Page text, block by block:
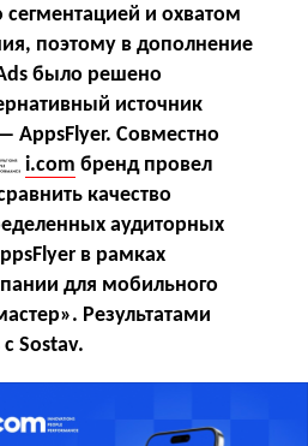
и охватом
поэтому в дополнение
было решено
источник
AppsFlyer. Совместно
i.com бренд провел
качество
аудиторных
в рамках
для мобильного
Результатами
Sostav.